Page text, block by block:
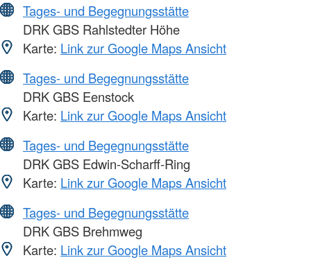
Tages- und Begegnungsstätte
DRK GBS Rahlstedter Höhe
Karte: Link zur Google Maps Ansicht
Tages- und Begegnungsstätte
DRK GBS Eenstock
Karte: Link zur Google Maps Ansicht
Tages- und Begegnungsstätte
DRK GBS Edwin-Scharff-Ring
Karte: Link zur Google Maps Ansicht
Tages- und Begegnungsstätte
DRK GBS Brehmweg
Karte: Link zur Google Maps Ansicht